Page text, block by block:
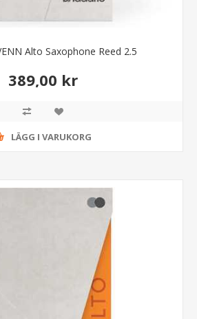
Alto Saxophone Reed 2.5
389,00 kr
LÄGG I VARUKORG